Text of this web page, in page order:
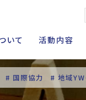
いて 活動内容
# 国際協力 # 地域